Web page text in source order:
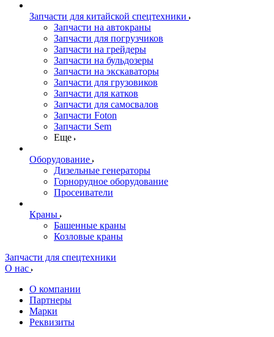
Запчасти для китайской спецтехники
Запчасти на автокраны
Запчасти для погрузчиков
Запчасти на грейдеры
Запчасти на бульдозеры
Запчасти на экскаваторы
Запчасти для грузовиков
Запчасти для катков
Запчасти для самосвалов
Запчасти Foton
Запчасти Sem
Еще
Оборудование
Дизельные генераторы
Горнорудное оборудование
Просеиватели
Краны
Башенные краны
Козловые краны
Запчасти для спецтехники
О нас
О компании
Партнеры
Марки
Реквизиты